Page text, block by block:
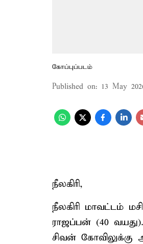
கோப்புப்படம்
Published on: 13 May
நீலகிரி,
நீலகிரி மாவட்டம்
ராஜப்பன் (40
சிவன் கோவிலுக்கு